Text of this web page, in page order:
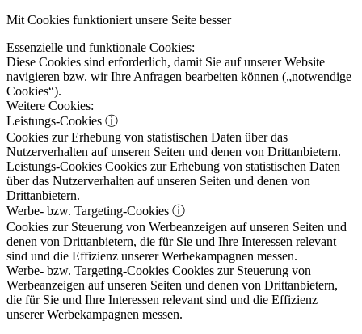
Mit Cookies funktioniert unsere Seite besser
Essenzielle und funktionale Cookies:
Diese Cookies sind erforderlich, damit Sie auf unserer Website
navigieren bzw. wir Ihre Anfragen bearbeiten können („notwendige
Cookies“).
Weitere Cookies:
Leistungs-Cookies ⓘ
Cookies zur Erhebung von statistischen Daten über das
Nutzerverhalten auf unseren Seiten und denen von Drittanbietern.
Leistungs-Cookies Cookies zur Erhebung von statistischen Daten
über das Nutzerverhalten auf unseren Seiten und denen von
Drittanbietern.
Werbe- bzw. Targeting-Cookies ⓘ
Cookies zur Steuerung von Werbeanzeigen auf unseren Seiten und
denen von Drittanbietern, die für Sie und Ihre Interessen relevant
sind und die Effizienz unserer Werbekampagnen messen.
Werbe- bzw. Targeting-Cookies Cookies zur Steuerung von
Werbeanzeigen auf unseren Seiten und denen von Drittanbietern,
die für Sie und Ihre Interessen relevant sind und die Effizienz
unserer Werbekampagnen messen.